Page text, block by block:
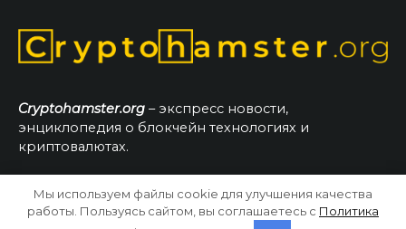
Cryptohamster.org – экспресс новости,
энциклопедия о блокчейн технологиях и
криптовалютах.
© 2026 CryptoHamster.org
Мы используем файлы cookie для улучшения качества
работы. Пользуясь сайтом, вы соглашаетесь с Политика